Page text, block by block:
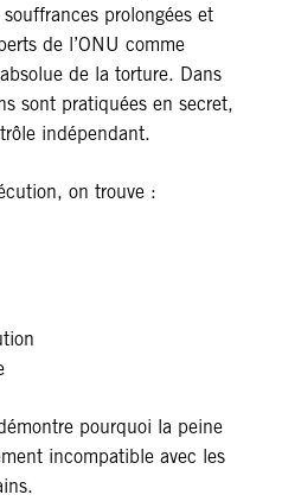
prolongées et
de l’ONU comme
de la torture. Dans
sont pratiquées en secret,
indépendant.
on trouve :
pourquoi la peine
incompatible avec les